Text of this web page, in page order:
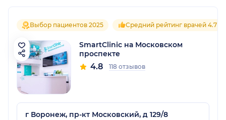
Выбор пациентов 2025 Средний рейтинг врачей 4.7
SmartClinic на Московском
проспекте
4.8 118 отзывов
г Воронеж, пр-кт Московский, д 129/8